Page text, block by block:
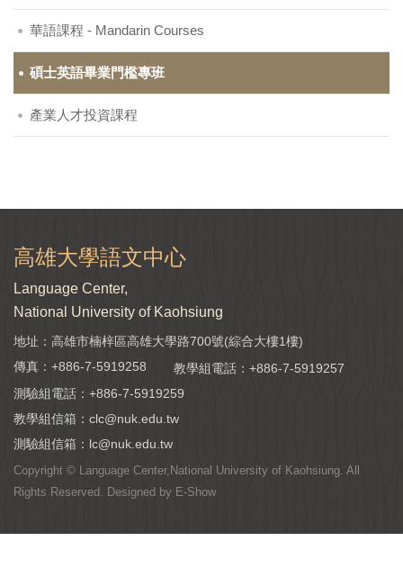
華語課程 - Mandarin Courses
碩士英語畢業門檻專班
產業人才投資課程
高雄大學語文中心
Language Center,
National University of Kaohsiung
地址：高雄市楠梓區高雄大學路700號(綜合大樓1樓)
傳真：+886-7-5919258
教學組電話： +886-7-5919257
測驗組電話： +886-7-5919259
教學組信箱： clc@nuk.edu.tw
測驗組信箱： lc@nuk.edu.tw
Copyright © Language Center,National University of Kaohsiung. All
Rights Reserved. Designed by E-Show